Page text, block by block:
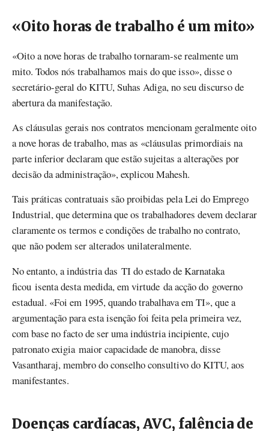
«Oito horas de trabalho é um mito»
«Oito a nove horas de trabalho tornaram-se realmente um
mito. Todos nós trabalhamos mais do que isso», disse o
secretário-geral do KITU, Suhas Adiga, no seu discurso de
abertura da manifestação.
As cláusulas gerais nos contratos mencionam geralmente oito
a nove horas de trabalho, mas as «cláusulas primordiais na
parte inferior declaram que estão sujeitas a alterações por
decisão da administração», explicou Mahesh.
Tais práticas contratuais são proibidas pela Lei do Emprego
Industrial, que determina que os trabalhadores devem declarar
claramente os termos e condições de trabalho no contrato,
que não podem ser alterados unilateralmente.
No entanto, a indústria das TI do estado de Karnataka
ficou isenta desta medida, em virtude da acção do governo
estadual. «Foi em 1995, quando trabalhava em TI», que a
argumentação para esta isenção foi feita pela primeira vez,
com base no facto de ser uma indústria incipiente, cujo
patronato exigia maior capacidade de manobra, disse
Vasantharaj, membro do conselho consultivo do KITU, aos
manifestantes.
Doenças cardíacas, AVC, falência de